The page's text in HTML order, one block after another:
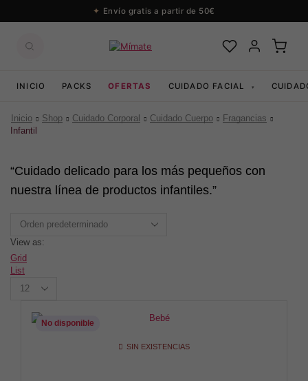
Envío gratis a partir de 50€
INICIO PACKS OFERTAS CUIDADO FACIAL ▾
Inicio Shop Cuidado Corporal Cuidado Cuerpo
Fragancias
Infantil
“Cuidado delicado para los más pequeños con
nuestra línea de productos infantiles.”
View as:
Grid
List
per
SIN EXISTENCIAS
No disponible